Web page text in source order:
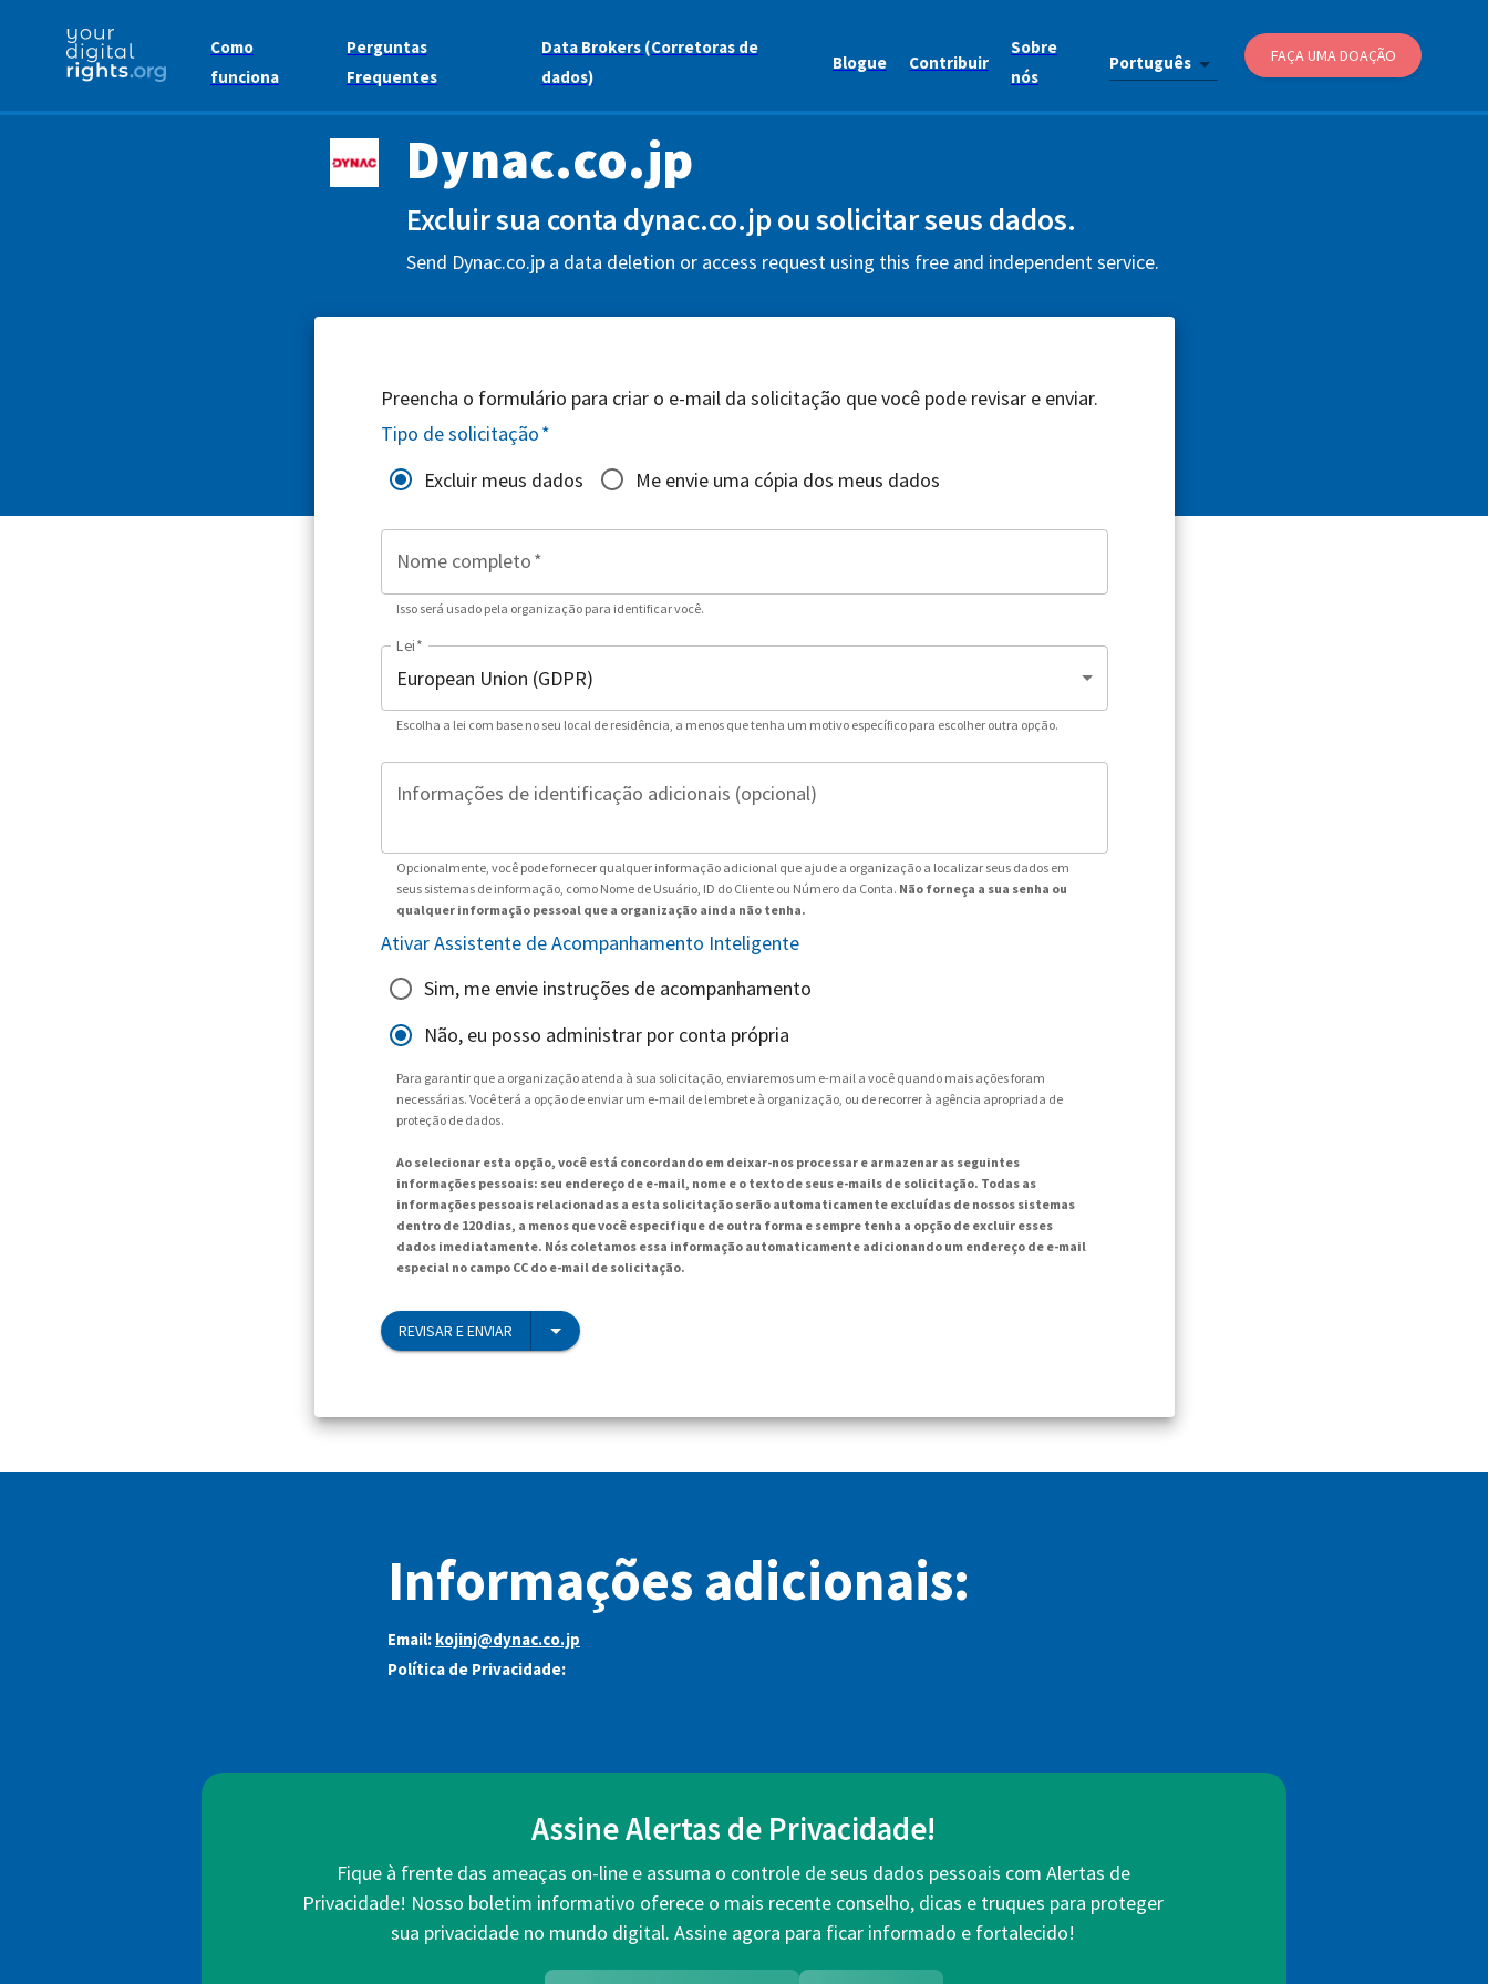
Como
funciona
Perguntas
Frequentes
Data Brokers (Corretoras de
dados)
Blogue Contribuir
Sobre
nós
Português FAÇA UMA DOAÇÃO
Dynac.co.jp
Excluir sua conta dynac.co.jp ou solicitar seus dados.
Send Dynac.co.jp a data deletion or access request using this free and independent service.
Preencha o formulário para criar o e-mail da solicitação que você pode revisar e enviar.
Tipo de solicitação*
Excluir meus dados
Me envie uma cópia dos meus dados
Nome completo*
Isso será usado pela organização para identificar você.
Lei*
Escolha a lei com base no seu local de residência, a menos que tenha um motivo específico para escolher outra opção.
Informações de identificação adicionais (opcional)
Opcionalmente, você pode fornecer qualquer informação adicional que ajude a organização a localizar seus dados em
seus sistemas de informação, como Nome de Usuário, ID do Cliente ou Número da Conta. Não forneça a sua senha ou
qualquer informação pessoal que a organização ainda não tenha.
Ativar Assistente de Acompanhamento Inteligente
Sim, me envie instruções de acompanhamento
Não, eu posso administrar por conta própria
Para garantir que a organização atenda à sua solicitação, enviaremos um e-mail a você quando mais ações foram
necessárias. Você terá a opção de enviar um e-mail de lembrete à organização, ou de recorrer à agência apropriada de
proteção de dados.
Ao selecionar esta opção, você está concordando em deixar-nos processar e armazenar as seguintes
informações pessoais: seu endereço de e-mail, nome e o texto de seus e-mails de solicitação. Todas as
informações pessoais relacionadas a esta solicitação serão automaticamente excluídas de nossos sistemas
dentro de 120 dias, a menos que você especifique de outra forma e sempre tenha a opção de excluir esses
dados imediatamente. Nós coletamos essa informação automaticamente adicionando um endereço de e-mail
especial no campo CC do e-mail de solicitação.
REVISAR E ENVIAR
Informações adicionais:
Email: kojinj@dynac.co.jp
Política de Privacidade:
Assine Alertas de Privacidade!
Fique à frente das ameaças on-line e assuma o controle de seus dados pessoais com Alertas de
Privacidade! Nosso boletim informativo oferece o mais recente conselho, dicas e truques para proteger
sua privacidade no mundo digital. Assine agora para ficar informado e fortalecido!